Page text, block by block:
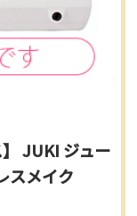
JUKI ジュー
スメイク